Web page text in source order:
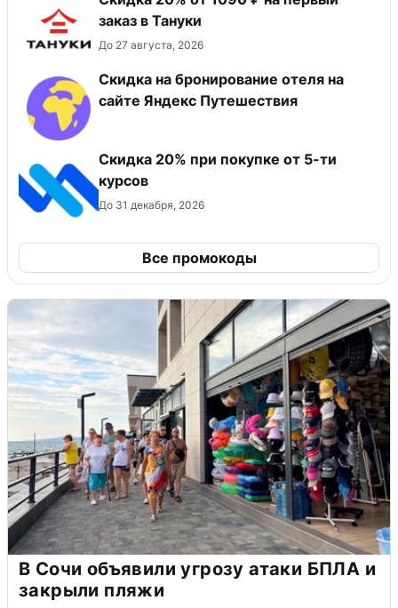
заказ в Тануки
До 27 августа, 2026
Скидка на бронирование отеля на
сайте Яндекс Путешествия
Скидка 20% при покупке от 5-ти
курсов
До 31 декабря, 2026
Все промокоды
В Сочи объявили угрозу атаки БПЛА и
закрыли пляжи